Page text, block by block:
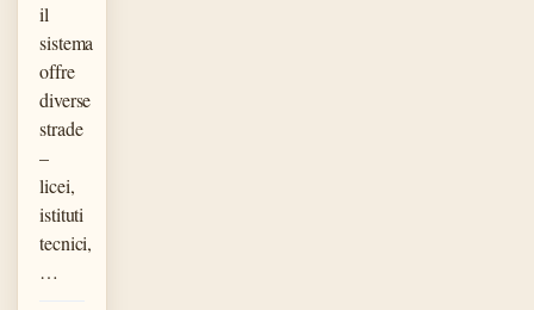
il
sistema
offre
diverse
strade
–
licei,
istituti
tecnici,
…